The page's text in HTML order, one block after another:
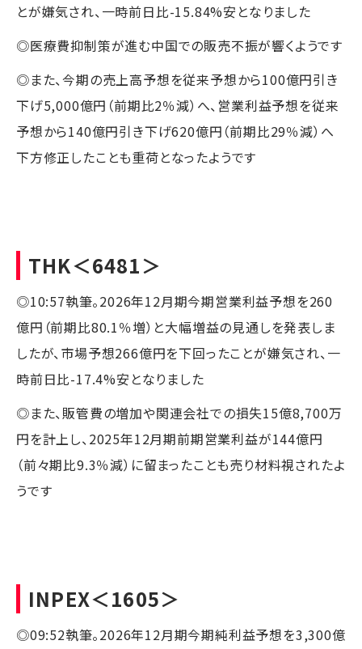
とが嫌気され、一時前日比-15.84%安となりました
◎医療費抑制策が進む中国での販売不振が響くようです
◎また、今期の売上高予想を従来予想から100億円引き
下げ5,000億円（前期比2％減）へ、営業利益予想を従来
予想から140億円引き下げ620億円（前期比29％減）へ
下方修正したことも重荷となったようです
THK＜6481＞
◎10:57執筆。2026年12月期今期営業利益予想を260
億円（前期比80.1％増）と大幅増益の見通しを発表しま
したが、市場予想266億円を下回ったことが嫌気され、一
時前日比-17.4%安となりました
◎また、販管費の増加や関連会社での損失15億8,700万
円を計上し、2025年12月期前期営業利益が144億円
（前々期比9.3％減）に留まったことも売り材料視されたよ
うです
INPEX＜1605＞
◎09:52執筆。2026年12月期今期純利益予想を3,300億